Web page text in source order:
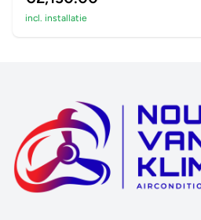
incl. installatie